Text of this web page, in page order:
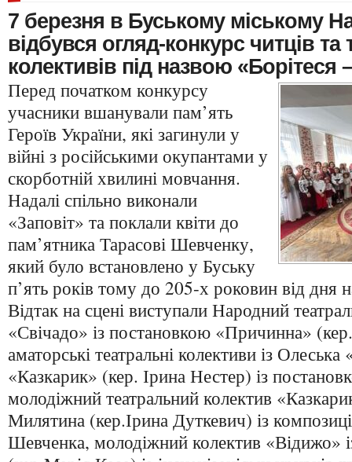
7 березня в Буському міському
відбувся огляд-конкурс читців та
колективів під назвою «Борітеся
Перед початком конкурсу
учасники вшанували пам’ять
Героїв України, які загинули у
війні з російськими окупантами у
скорботній хвилині мовчання.
Надалі спільно виконали
«Заповіт» та поклали квіти до
пам’ятника Тарасові Шевченку,
який було встановлено у Буську
п’ять років тому до 205-х роковин від дня
Відтак на сцені виступали Народний
«Свічадо» із постановкою «Причинна»
аматорські театральні колективи із
«Казкарик» (кер. Ірина Нестер) із
молодіжний театральний колектив
Милятина (кер.Ірина Дуткевич) із
Шевченка, молодіжний колектив «Відижо»